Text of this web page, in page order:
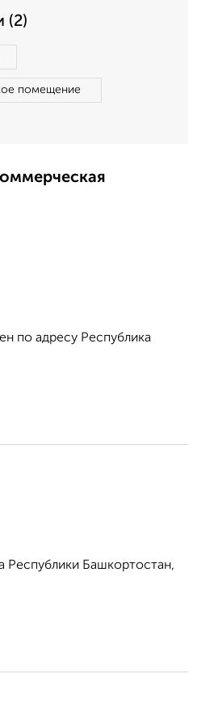
(2)
помещение
по адресу Республика
Республики Башкортостан,